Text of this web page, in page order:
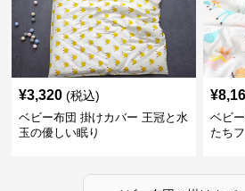
¥3,320 (税込)
ベビー布団 掛けカバー 王冠と水
玉の優しい眠り
¥
ベビ
たち